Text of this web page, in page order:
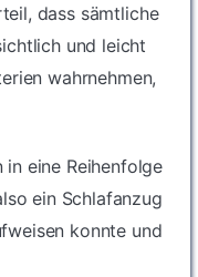
dass sämtliche
und leicht
wahrnehmen,
eine Reihenfolge
ein Schlafanzug
konnte und